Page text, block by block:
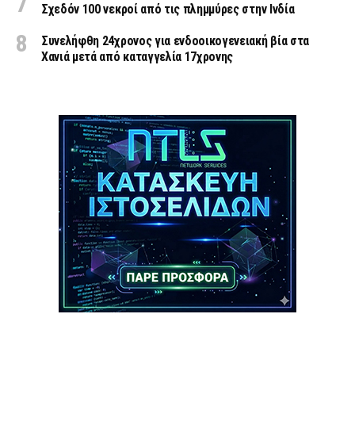
Σχεδόν 100 νεκροί από τις πλημμύρες στην Ινδία
Συνελήφθη 24χρονος για ενδοοικογενειακή βία στα
Χανιά μετά από καταγγελία 17χρονης